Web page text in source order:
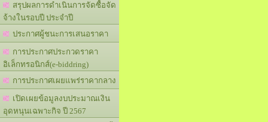
สรุปผลการดำเนินการจัดซื้อจัด
จ้างในรอบปี ประจำปี
ประกาศผู้ชนะการเสนอราคา
การประกาศประกวดราคา
อิเล็กทรอนิกส์(e-biddring)
การประกาศเผยแพร่ราคากลาง
เปิดเผยข้อมูลงบประมาณเงิน
อุดหนุนเฉพาะกิจ ปี 2567